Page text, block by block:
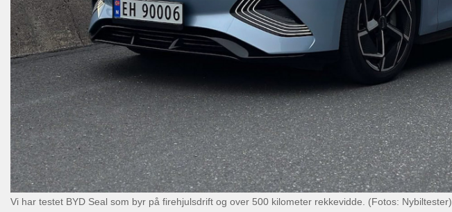
Vi har testet BYD Seal som byr på firehjulsdrift og over 500 kilometer rekkevidde. (Fotos: Nybiltester)